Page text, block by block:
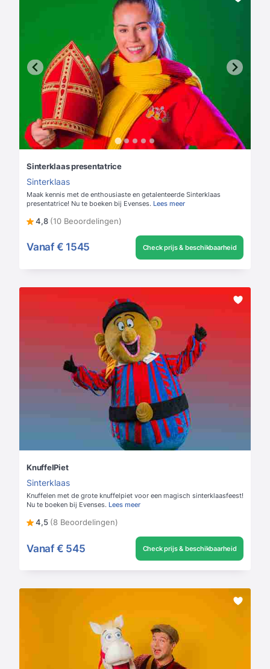
Sinterklaas presentatrice
Sinterklaas
Maak kennis met de enthousiaste en getalenteerde Sinterklaas
presentatrice! Nu te boeken bij Evenses. Lees meer
4,8 (10 Beoordelingen)
Vanaf € 1545 Check prijs & beschikbaarheid
KnuffelPiet
Sinterklaas
Knuffelen met de grote knuffelpiet voor een magisch sinterklaasfeest!
Nu te boeken bij Evenses. Lees meer
4,5 (8 Beoordelingen)
Vanaf € 545 Check prijs & beschikbaarheid